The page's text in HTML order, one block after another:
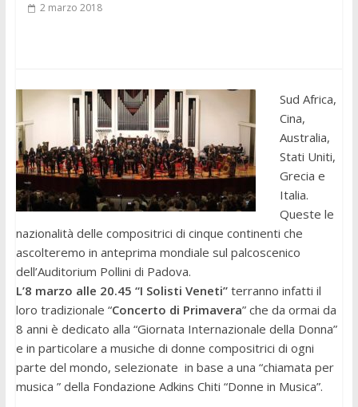
2 marzo 2018
Sud Africa,
Cina,
Australia,
Stati Uniti,
Grecia e
Italia.
Queste le
nazionalità delle compositrici di cinque continenti che
ascolteremo in anteprima mondiale sul palcoscenico
dell’Auditorium Pollini di Padova.
L’8 marzo alle 20.45 “I Solisti Veneti”terranno infatti il
loro tradizionale “Concerto di Primavera” che da ormai da
8 anni è dedicato alla “Giornata Internazionale della Donna”
e in particolare a musiche di donne compositrici di ogni
parte del mondo, selezionate in base a una “chiamata per
musica ” della Fondazione Adkins Chiti “Donne in Musica”.